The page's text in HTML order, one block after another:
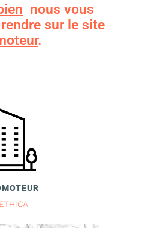
nous vous
sur le site
.